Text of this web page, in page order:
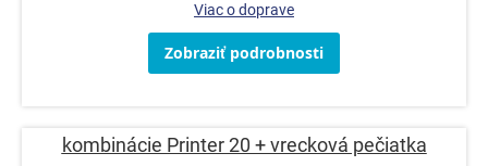
Viac o doprave
Zobraziť podrobnosti
kombinácie Printer 20 + vrecková pečiatka